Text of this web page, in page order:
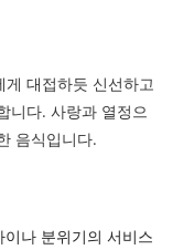
대접하듯 신선하고
니다. 사랑과 열정으
음식입니다.
나 분위기의 서비스